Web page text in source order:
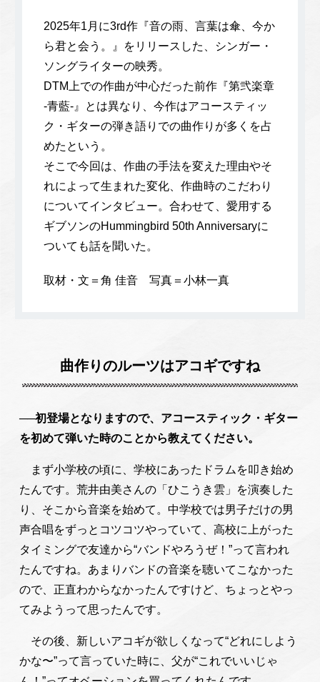
2025年1月に3rd作『音の雨、言葉は傘、今か
ら君と会う。』をリリースした、シンガー・
ソングライターの映秀。
DTM上での作曲が中心だった前作『第弐楽章
-青藍-』とは異なり、今作はアコースティッ
ク・ギターの弾き語りでの曲作りが多くを占
めたという。
そこで今回は、作曲の手法を変えた理由やそ
れによって生まれた変化、作曲時のこだわり
についてインタビュー。合わせて、愛用する
ギブソンのHummingbird 50th Anniversaryに
ついても話を聞いた。
取材・文＝角 佳音 写真＝小林一真
曲作りのルーツはアコギですね
──初登場となりますので、アコースティック・ギター
を初めて弾いた時のことから教えてください。
まず小学校の頃に、学校にあったドラムを叩き始め
たんです。荒井由美さんの「ひこうき雲」を演奏した
り、そこから音楽を始めて。中学校では男子だけの男
声合唱をずっとコツコツやっていて、高校に上がった
タイミングで友達から“バンドやろうぜ！”って言われ
たんですね。あまりバンドの音楽を聴いてこなかった
ので、正直わからなかったんですけど、ちょっとやっ
てみようって思ったんです。
その後、新しいアコギが欲しくなって“どれにしよう
かな〜”って言っていた時に、父が“これでいいじゃ